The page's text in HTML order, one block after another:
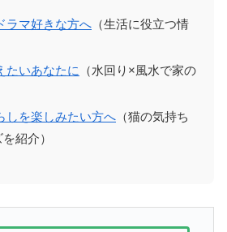
ラマ好きな方へ （生活に役立つ情
たいあなたに
（水回り×風水で家の
しを楽しみたい方へ （猫の気持ち
紹介）